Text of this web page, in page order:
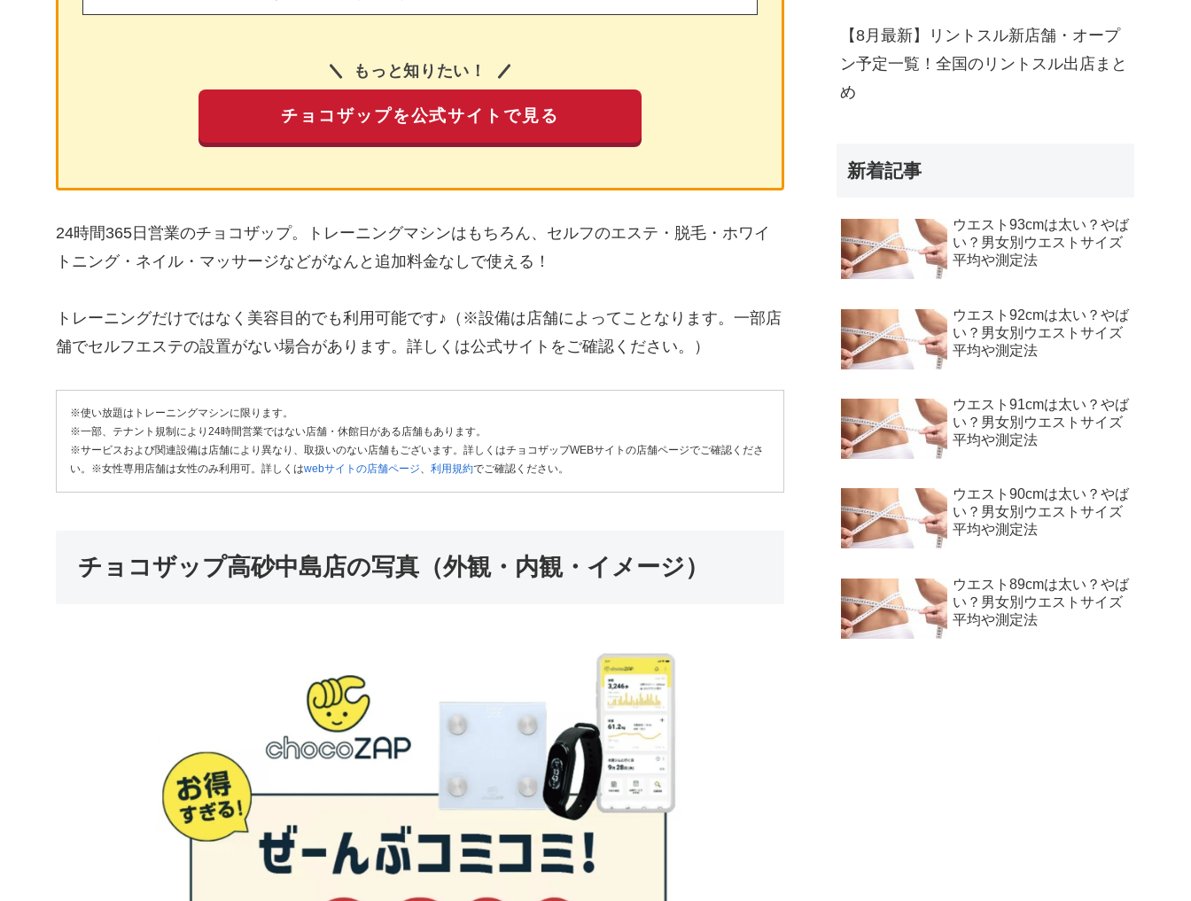
もっと知りたい！
チョコザップを公式サイトで見る
24時間365日営業のチョコザップ。トレーニングマシンはもちろん、セルフのエステ・脱毛・ホワイ
トニング・ネイル・マッサージなどがなんと追加料金なしで使える！
トレーニングだけではなく美容目的でも利用可能です♪（※設備は店舗によってことなります。一部店
舗でセルフエステの設置がない場合があります。詳しくは公式サイトをご確認ください。）
※使い放題はトレーニングマシンに限ります。
※一部、テナント規制により24時間営業ではない店舗・休館日がある店舗もあります。
※サービスおよび関連設備は店舗により異なり、取扱いのない店舗もございます。詳しくはチョコザップWEBサイトの店舗ページでご確認くださ
い。※女性専用店舗は女性のみ利用可。詳しくはwebサイトの店舗ページ 利用規約でご確認ください。
チョコザップ高砂中島店の写真（外観・内観・イメージ）
【8月最新】リントスル新店舗・オープ
ン予定一覧！全国のリントスル出店まと
め
新着記事
ウエスト93cmは太い？やば
い？男女別ウエストサイズ
平均や測定法
ウエスト92cmは太い？やば
い？男女別ウエストサイズ
平均や測定法
ウエスト91cmは太い？やば
い？男女別ウエストサイズ
平均や測定法
ウエスト90cmは太い？やば
い？男女別ウエストサイズ
平均や測定法
ウエスト89cmは太い？やば
い？男女別ウエストサイズ
平均や測定法